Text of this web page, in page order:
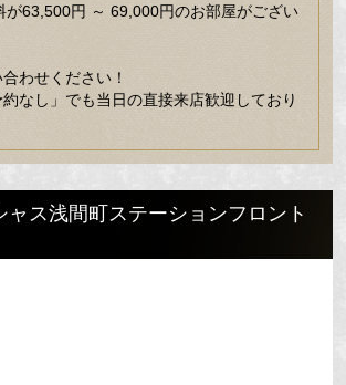
が63,500円 ～ 69,000円のお部屋がござい
わせください！
なし」でも当日の直接来店歓迎しており
ャス浅間町ステーションフロント